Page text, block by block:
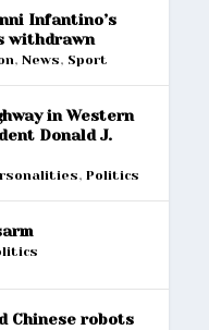
Infantino’s
withdrawn
,News, Sport
in Western
Donald J.
,Politics
Chinese robots